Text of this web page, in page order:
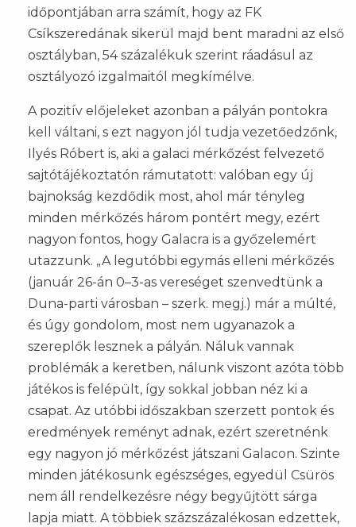
időpontjában arra számít, hogy az FK
Csíkszeredának sikerül majd bent maradni az első
osztályban, 54 százalékuk szerint ráadásul az
osztályozó izgalmaitól megkímélve.
A pozitív előjeleket azonban a pályán pontokra
kell váltani, s ezt nagyon jól tudja vezetőedzőnk,
Ilyés Róbert is, aki a galaci mérkőzést felvezető
sajtótájékoztatón rámutatott: valóban egy új
bajnokság kezdődik most, ahol már tényleg
minden mérkőzés három pontért megy, ezért
nagyon fontos, hogy Galacra is a győzelemért
utazzunk. „A legutóbbi egymás elleni mérkőzés
(január 26-án 0–3-as vereséget szenvedtünk a
Duna-parti városban – szerk. megj.) már a múlté,
és úgy gondolom, most nem ugyanazok a
szereplők lesznek a pályán. Náluk vannak
problémák a keretben, nálunk viszont azóta több
játékos is felépült, így sokkal jobban néz ki a
csapat. Az utóbbi időszakban szerzett pontok és
eredmények reményt adnak, ezért szeretnénk
egy nagyon jó mérkőzést játszani Galacon. Szinte
minden játékosunk egészséges, egyedül Csürös
nem áll rendelkezésre négy begyűjtött sárga
lapja miatt. A többiek százszázalékosan edzettek,